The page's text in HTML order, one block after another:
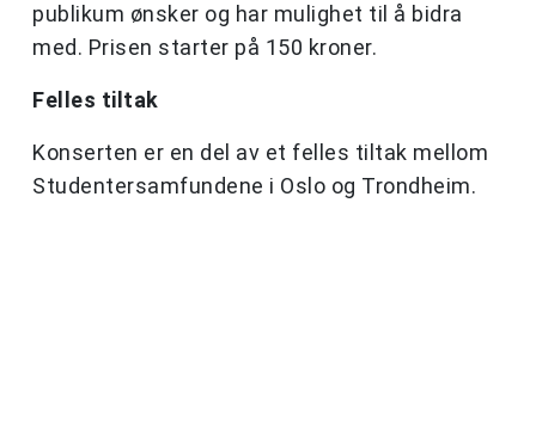
publikum ønsker og har mulighet til å bidra
med. Prisen starter på 150 kroner.
Felles tiltak
Konserten er en del av et felles tiltak mellom
Studentersamfundene i Oslo og Trondheim.